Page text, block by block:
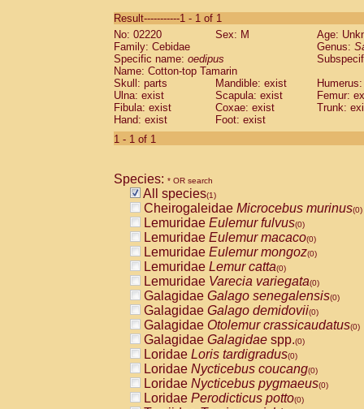
CebidaeSaguinus labiatus(0)
Cebidae Saguinus leucopus (0)
Cebidae
CebidaeSaguinus mystax
Cebidae Saguinus nigricollis (0)
Cebidae Saguinus oedipus
Cebidae Saguinus weddelli
Cebidae Saguinusspp.
Cebidae
CebidaeCebus capucinus
CebidaeCebus nigrivittatus
CebidaeCebus spp.(0)
CebidaeSaimiri boliviensis(0)
CebidaeSaimiri sciureus(0)
AtelidaeAlouatta caraya(0)
AtelidaeAlouatta fusca(0)
AtelidaeAlouatta seniculus(0)
AtelidaeAlouattaspp.(0)
AtelidaeAteles belzebuth(0)
AtelidaeAteles geoffroyi(0)
AtelidaeAteles paniscus(0)
AtelidaeAtelesspp.(0)
AtelidaeLagothrix lagothricha(0)
AtelidaeLagothrix lagothricha cana
PitheciidaeCacajao calvus
Result-----------1 - 1 of 1
No: 02220
Sex: M
Age:
Family: Cebidae
Genus:
Specific name: oedipus
Name: Cotton-top Tamarin
Skull: parts
Mandible: exist
Ulna: exist
Scapula: exist
Femur:
Fibula: exist
Coxae: exist
Trunk:
Hand: exist
Foot: exist
1 - 1 of 1
Species: * OR search
All species(1)
Cheirogaleidae Microcebus murinus(0)
Lemuridae Eulemur fulvus(0)
Lemuridae Eulemur macaco(0)
Lemuridae Eulemur mongoz(0)
Lemuridae Lemur catta(0)
Lemuridae Varecia variegata(0)
Galagidae Galago senegalensis(0)
Galagidae Galago demidovii(0)
Galagidae Otolemur crassicaudatus(0)
Galagidae Galagidae spp.(0)
Loridae Loris tardigradus(0)
Loridae Nycticebus coucang(0)
Loridae Nycticebus pygmaeus(0)
Loridae Perodicticus potto(0)